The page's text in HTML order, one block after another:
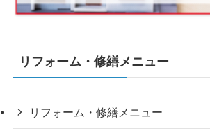
リフォーム・修繕メニュー
リフォーム・修繕メニュー